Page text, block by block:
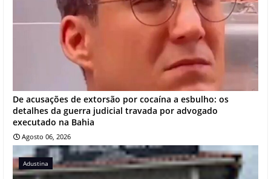
De acusações de extorsão por cocaína a esbulho: os
detalhes da guerra judicial travada por advogado
executado na Bahia
Agosto 06, 2026
Adustina